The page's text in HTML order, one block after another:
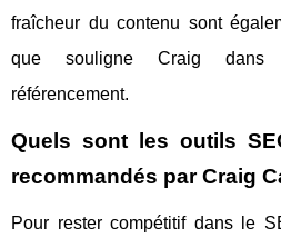
fraîcheur du contenu sont
que souligne Craig dans
référencement.
Quels sont les outils
recommandés par Craig
Pour rester compétitif dans le